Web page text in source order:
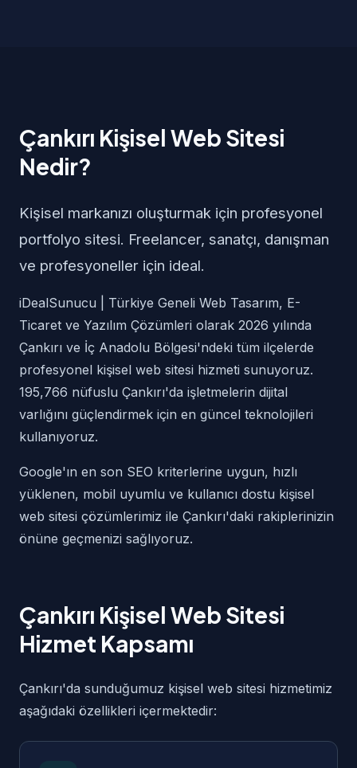
Çankırı Kişisel Web Sitesi
Nedir?
Kişisel markanızı oluşturmak için profesyonel
portfolyo sitesi. Freelancer, sanatçı, danışman
ve profesyoneller için ideal.
iDealSunucu | Türkiye Geneli Web Tasarım, E-
Ticaret ve Yazılım Çözümleri olarak 2026 yılında
Çankırı ve İç Anadolu Bölgesi'ndeki tüm ilçelerde
profesyonel kişisel web sitesi hizmeti sunuyoruz.
195,766 nüfuslu Çankırı'da işletmelerin dijital
varlığını güçlendirmek için en güncel teknolojileri
kullanıyoruz.
Google'ın en son SEO kriterlerine uygun, hızlı
yüklenen, mobil uyumlu ve kullanıcı dostu kişisel
web sitesi çözümlerimiz ile Çankırı'daki rakiplerinizin
önüne geçmenizi sağlıyoruz.
Çankırı Kişisel Web Sitesi
Hizmet Kapsamı
Çankırı'da sunduğumuz kişisel web sitesi hizmetimiz
aşağıdaki özellikleri içermektedir: